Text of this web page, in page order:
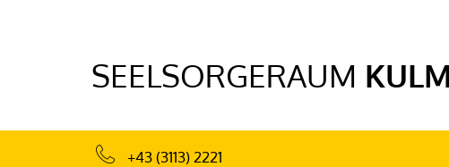
SEELSORGERAUM KULM
+43 (3113) 2221